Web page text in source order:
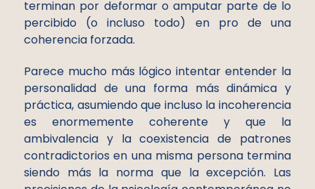
terminan por deformar o amputar parte de lo
percibido (o incluso todo) en pro de una
coherencia forzada.
Parece mucho más lógico intentar entender la
personalidad de una forma más dinámica y
práctica, asumiendo que incluso la incoherencia
es enormemente coherente y que la
ambivalencia y la coexistencia de patrones
contradictorios en una misma persona termina
siendo más la norma que la excepción. Las